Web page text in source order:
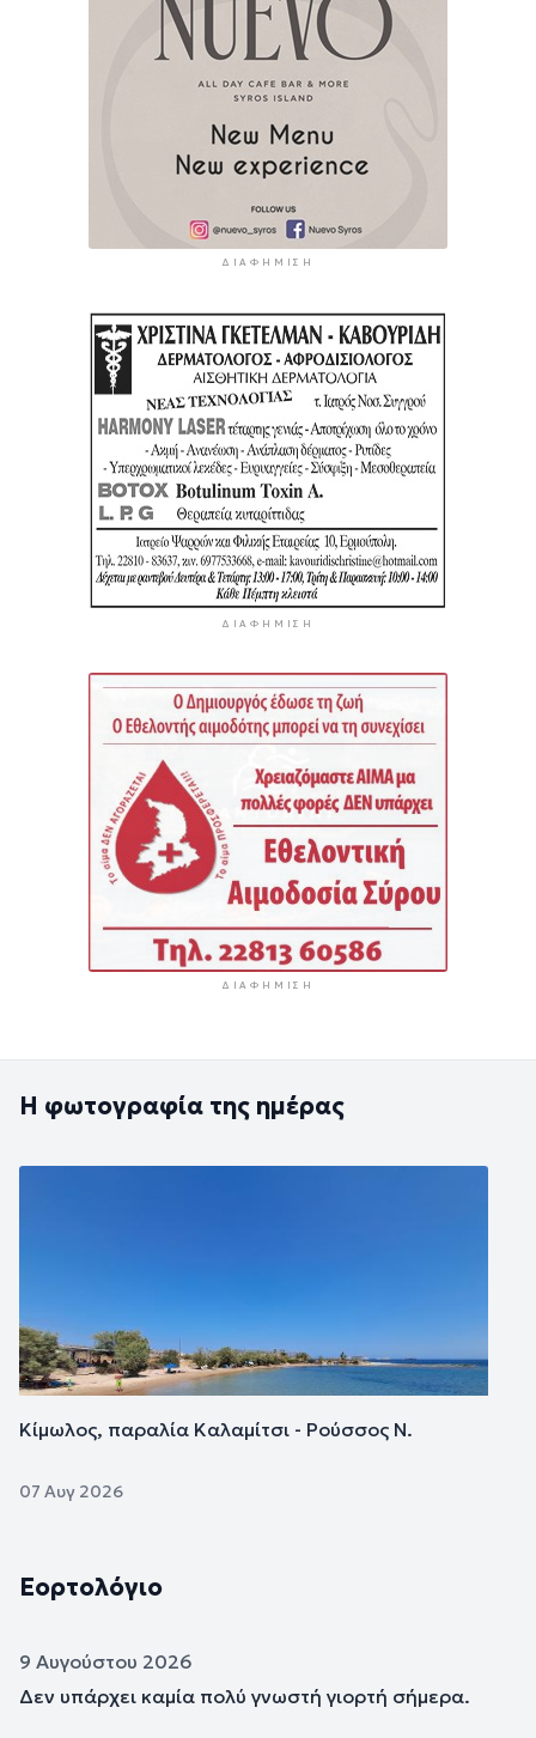
ΔΙΑΦΉΜΙΣΗ
ΔΙΑΦΉΜΙΣΗ
ΔΙΑΦΉΜΙΣΗ
Η φωτογραφία της ημέρας
Κίμωλος, παραλία Καλαμίτσι - Ρούσσος Ν.
07 Αυγ 2026
Εορτολόγιο
9 Αυγούστου 2026
Δεν υπάρχει καμία πολύ γνωστή γιορτή σήμερα.